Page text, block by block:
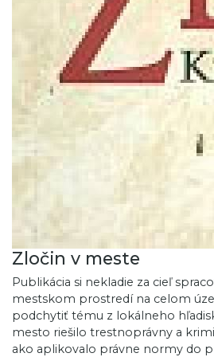
Zločin v meste
Publikácia si nekladie za cieľ
mestskom prostredí na celom
podchytiť tému z lokálneho
mesto riešilo trestnoprávny a
ako aplikovalo právne normy do